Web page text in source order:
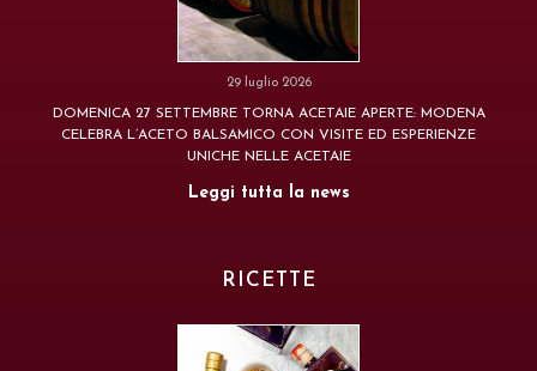
29 luglio 2026
DOMENICA 27 SETTEMBRE TORNA ACETAIE APERTE: MODENA
CELEBRA L’ACETO BALSAMICO CON VISITE ED ESPERIENZE
UNICHE NELLE ACETAIE
Leggi tutta la news
RICETTE